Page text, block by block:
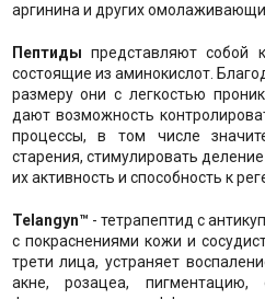
аргинина и других
Пептиды представляют собой
состоящие из аминокислот.
размеру они с легкостью
дают возможность
процессы, в том числе
старения, стимулировать
их активность и способность к
Telangyn™ - тетрапептид с
с покраснениями кожи и
трети лица, устраняет
акне, розацеа,